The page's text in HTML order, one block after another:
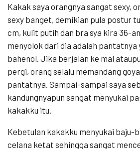
Kakak saya orangnya sangat sexy,
sexy banget, demikian pula postur
cm, kulit putih dan bra sya kira 36-
menyolok dari dia adalah pantatnya
bahenol. Jika berjalan ke mal
pergi, orang selalu memandang
pantatnya. Sampai-sampai saya
kandungnyapun sangat menyukai
kakakku itu.
Kebetulan kakakku menyukai baju-
celana ketat sehingga sangat